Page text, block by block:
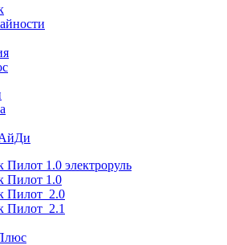
1.0 электроруль
Пилот 1.0
Пилот 2.0
Пилот 2.1